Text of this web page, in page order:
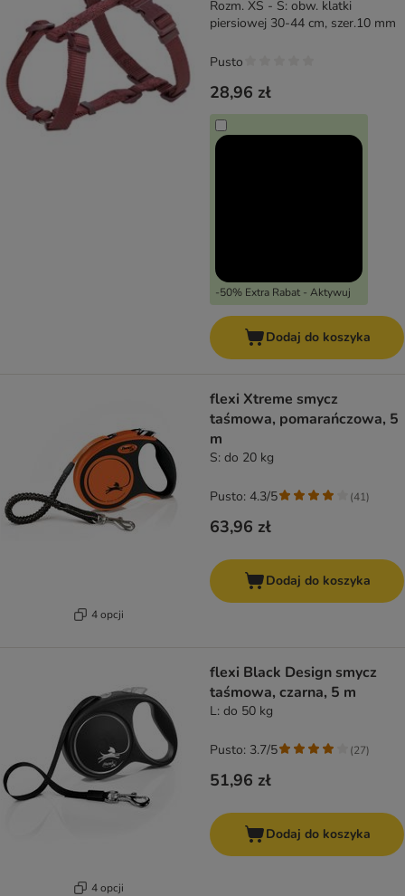
Rozm. XS - S: obw. klatki
piersiowej 30-44 cm, szer.10 mm
28,96 zł
-50% Extra Rabat - Aktywuj
Pusto
Dodaj do koszyka
4 opcji
flexi Xtreme smycz
taśmowa, pomarańczowa, 5
m
S: do 20 kg
63,96 zł
Pusto: 4.3/5 (41)
Dodaj do koszyka
4 opcji
flexi Black Design smycz
taśmowa, czarna, 5 m
L: do 50 kg
51,96 zł
Pusto: 3.7/5 (27)
Dodaj do koszyka